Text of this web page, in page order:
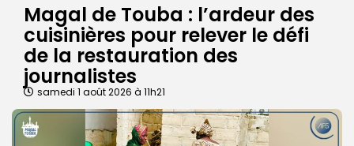
Magal de Touba : l’ardeur des
cuisinières pour relever le défi
de la restauration des
journalistes
samedi 1 août 2026 à 11h21